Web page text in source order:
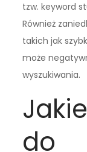
tzw. keyword
Również
takich jak
może
wyszukiwania.
do